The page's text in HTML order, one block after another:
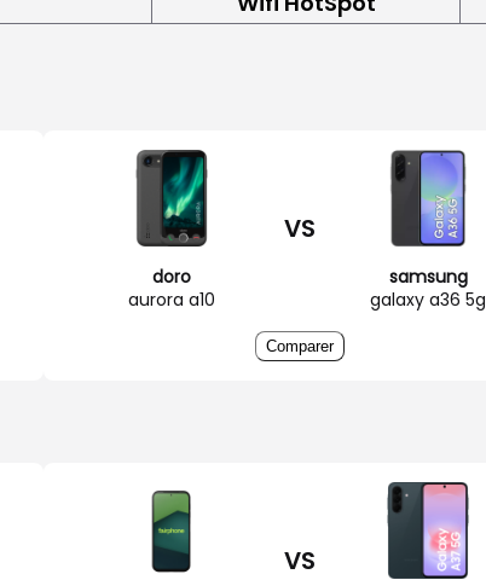
doro
aurora a10
VS
samsung
galaxy a36 5g
Comparer
VS